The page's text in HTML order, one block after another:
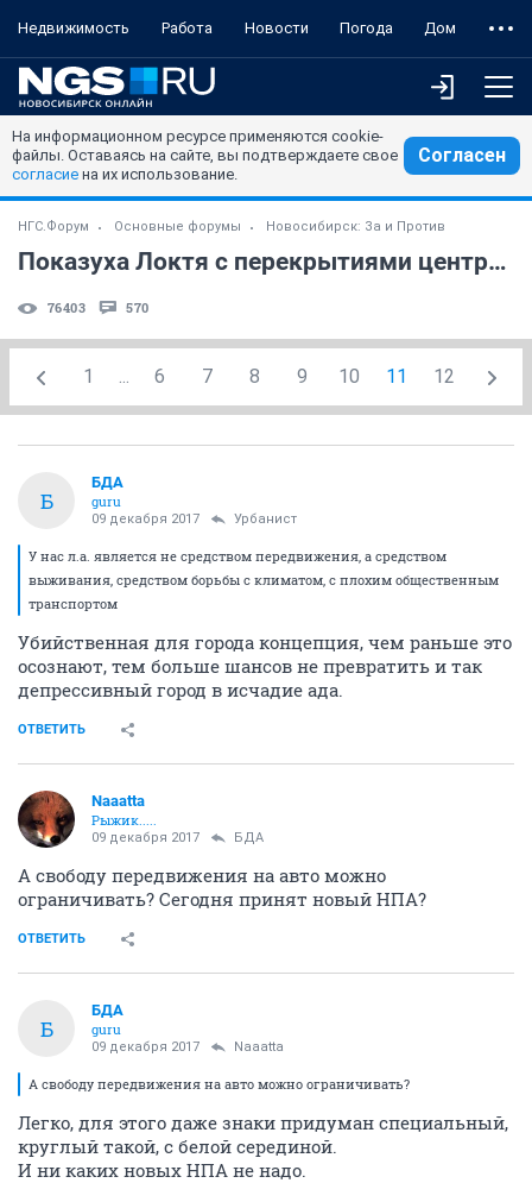
Недвижимость Работа Новости Погода Дом
На информационном ресурсе применяются cookie-
файлы. Оставаясь на сайте, вы подтверждаете свое
согласие на их использование.
Согласен
НГС.Форум Основные форумы Новосибирск: За и Против
Показуха Локтя с перекрытиями центра. Доколе терпеть?
76403 570
1 ... 6 7 8 9 10 11 12
Б
БДА
guru
09 декабря 2017 Урбанист
У нас л.а. является не средством передвижения, а средством
выживания, средством борьбы с климатом, с плохим общественным
транспортом
Убийственная для города концепция, чем раньше это
осознают, тем больше шансов не превратить и так
депрессивный город в исчадие ада.
ОТВЕТИТЬ
Naaatta
Рыжик.....
09 декабря 2017 БДА
А свободу передвижения на авто можно
ограничивать? Сегодня принят новый НПА?
ОТВЕТИТЬ
Б
БДА
guru
09 декабря 2017 Naaatta
А свободу передвижения на авто можно ограничивать?
Легко, для этого даже знаки придуман специальный,
круглый такой, с белой серединой.
И ни каких новых НПА не надо.